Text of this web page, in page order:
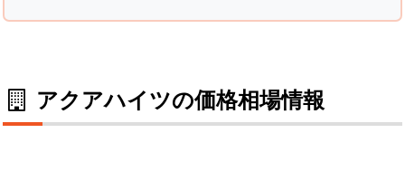
アクアハイツの価格相場情報